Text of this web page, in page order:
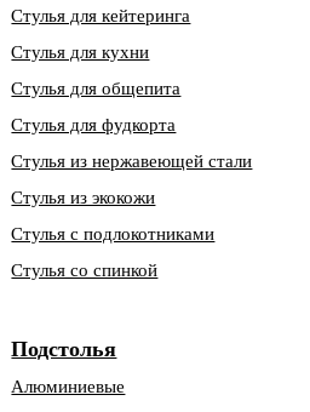
Стулья для кейтеринга
Стулья для кухни
Стулья для общепита
Стулья для фудкорта
Стулья из нержавеющей стали
Стулья из экокожи
Стулья с подлокотниками
Стулья со спинкой
Подстолья
Алюминиевые